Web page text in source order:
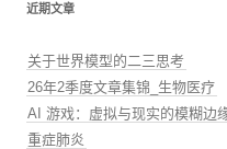
近期文章
关于世界模型的二三思考
26年2季度文章集锦_生物医疗
AI 游戏：虚拟与现实的模糊边
重症肺炎